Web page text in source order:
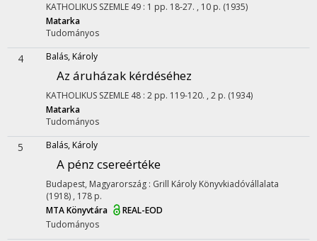
KATHOLIKUS SZEMLE 49 : 1 pp. 18-27. , 10 p. (1935)
Matarka
Tudományos
4 Balás, Károly
Az áruházak kérdéséhez
KATHOLIKUS SZEMLE 48 : 2 pp. 119-120. , 2 p. (1934)
Matarka
Tudományos
5 Balás, Károly
A pénz csereértéke
Budapest, Magyarország : Grill Károly Könyvkiadóvállalata
(1918) , 178 p.
MTA Könyvtára
REAL-EOD
Tudományos